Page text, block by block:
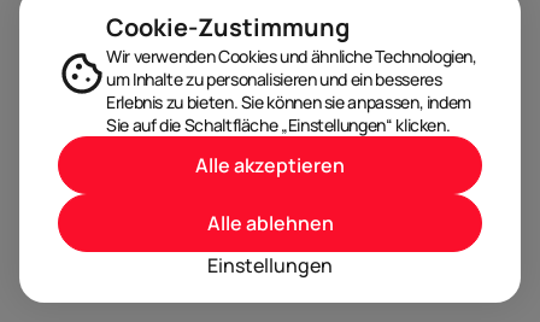
Cookie-Zustimmung
Wir verwenden Cookies und ähnliche Technologien,
um Inhalte zu personalisieren und ein besseres
Erlebnis zu bieten. Sie können sie anpassen, indem
Sie auf die Schaltfläche „Einstellungen“ klicken.
Einstellungen
Alle ablehnen
Alle akzeptieren